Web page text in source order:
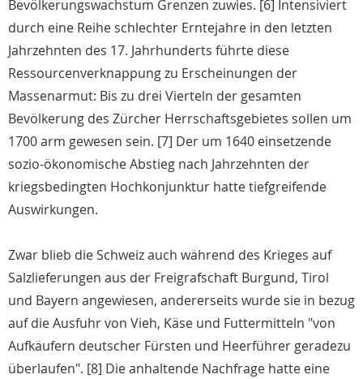
Bevölkerungswachstum Grenzen zuwies. [6] Intensiviert
durch eine Reihe schlechter Erntejahre in den letzten
Jahrzehnten des 17. Jahrhunderts führte diese
Ressourcenverknappung zu Erscheinungen der
Massenarmut: Bis zu drei Vierteln der gesamten
Bevölkerung des Zürcher Herrschaftsgebietes sollen um
1700 arm gewesen sein. [7] Der um 1640 einsetzende
sozio-ökonomische Abstieg nach Jahrzehnten der
kriegsbedingten Hochkonjunktur hatte tiefgreifende
Auswirkungen.
Zwar blieb die Schweiz auch während des Krieges auf
Salzlieferungen aus der Freigrafschaft Burgund, Tirol
und Bayern angewiesen, andererseits wurde sie in bezug
auf die Ausfuhr von Vieh, Käse und Futtermitteln "von
Aufkäufern deutscher Fürsten und Heerführer geradezu
überlaufen". [8] Die anhaltende Nachfrage hatte eine